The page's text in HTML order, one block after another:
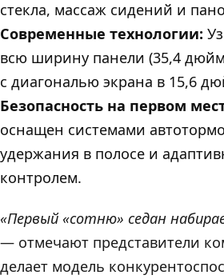
стекла, массаж сидений и
Современные технологии:
всю ширину панели (35,4
с диагональю экрана в 15,6
Безопасность на первом
оснащен системами
удержания в полосе и
контролем.
«Первый «сотню» седан
— отмечают представители
делает модель